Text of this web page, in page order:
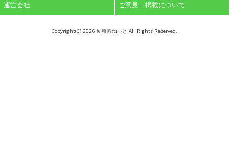
運営会社 ご意見・掲載について
Copyright(C) 2026 幼稚園ねっと All Rights Reserved.